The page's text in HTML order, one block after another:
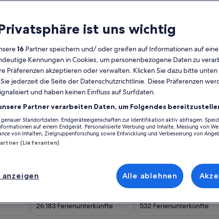
Ferienunterkunft
Ferienunterkünfte in Ostseebad Prerow. Wird in einem
zu Nordseebad Burhave. 787 Ferienunterkünfte in
26.183 Ferienunterkünfte
Weitere Informationen zu Ostseeküste. 26.183
Umgebung)
532 Ferienunterkünfte
Weitere Informationen
ist uns wichtig
16 Partner speichern und/ oder greifen auf Informationen auf
Kennungen in Cookies, um personenbezogene Daten zu
Präferenzen akzeptieren oder verwalten. Klicken Sie dazu bitte
jederzeit die Seite der Datenschutzrichtlinie. Diese Präferenzen
und haben keinen Einfluss auf Surfdaten.
Partner verarbeiten Daten, um Folgendes
Standortdaten. Endgeräteeigenschaften zur Identifikation aktiv abfragen.
auf einem Endgerät. Personalisierte Werbung und Inhalte, Messung von
von Inhalten, Zielgruppenforschung sowie Entwicklung und Verbesserung von
(Lieferanten)
Alle ablehnen